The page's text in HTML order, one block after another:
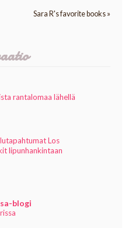
Sara R's favorite books »
rantalomaa lähellä
Los
lipunhankintaan
blogi